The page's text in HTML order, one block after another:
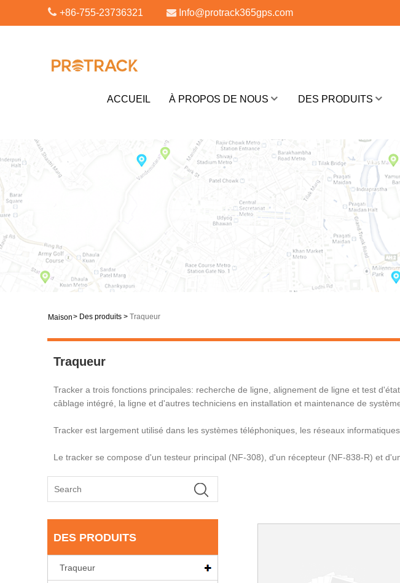
+86-755-23736321 Info@protrack365gps.com
ACCUEIL À PROPOS DE NOUS DES PRODUITS
Maison> Des produits > Traqueur
Traqueur
Tracker a trois fonctions principales: recherche de ligne, alignement de ligne et test
câblage intégré, la ligne et d'autres techniciens en installation et maintenance de
Tracker est largement utilisé dans les systèmes téléphoniques, les réseaux
Le tracker se compose d'un testeur principal (NF-308), d'un récepteur (NF-838-R) et
DES PRODUITS
Traqueur